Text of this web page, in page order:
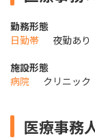
勤務形態
日勤帯
夜勤あり
施設形態
病院
クリニック
医療事務